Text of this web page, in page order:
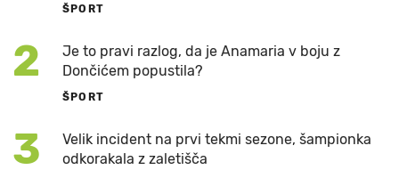
ŠPORT
2
Je to pravi razlog, da je Anamaria v boju z
Dončićem popustila?
ŠPORT
3
Velik incident na prvi tekmi sezone, šampionka
odkorakala z zaletišča